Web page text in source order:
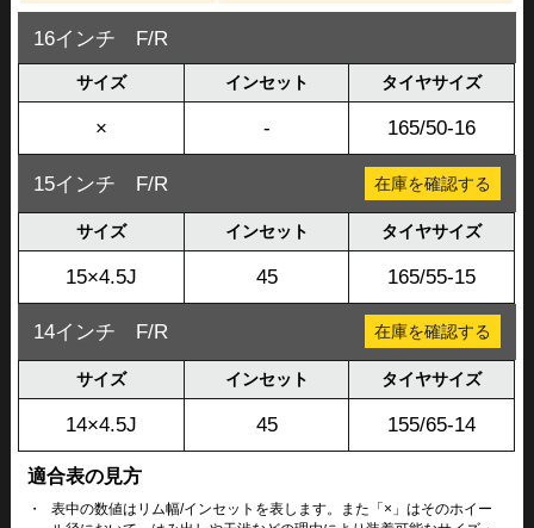
16インチ F/R
サイズ インセット タイヤサイズ
× - 165/50-16
15インチ F/R 在庫を確認する
サイズ インセット タイヤサイズ
15×4.5J 45 165/55-15
14インチ F/R 在庫を確認する
サイズ インセット タイヤサイズ
14×4.5J 45 155/65-14
適合表の見方
・
表中の数値はリム幅/インセットを表します。また「×」はそのホイー